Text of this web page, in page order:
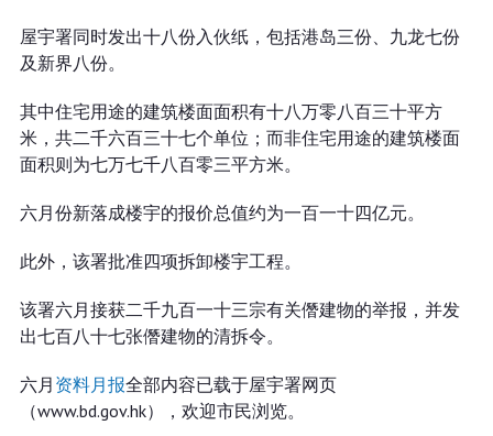
屋宇署同时发出十八份入伙纸，包括港岛三份、九龙七份
及新界八份。
其中住宅用途的建筑楼面面积有十八万零八百三十平方
米，共二千六百三十七个单位；而非住宅用途的建筑楼面
面积则为七万七千八百零三平方米。
六月份新落成楼宇的报价总值约为一百一十四亿元。
此外，该署批准四项拆卸楼宇工程。
该署六月接获二千九百一十三宗有关僭建物的举报，并发
出七百八十七张僭建物的清拆令。
六月 资料月报全部内容已载于屋宇署网页
（www.bd.gov.hk），欢迎市民浏览。